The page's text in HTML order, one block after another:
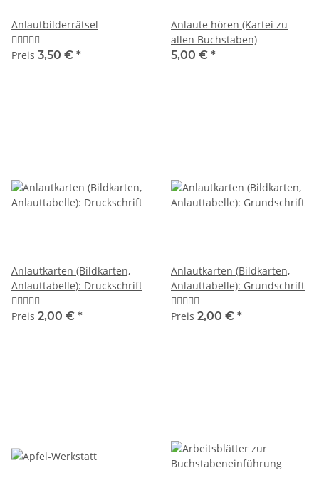
Anlautbilderrätsel
Preis 3,50 € *
Anlaute hören (Kartei zu
allen Buchstaben)
5,00 € *
Anlautkarten (Bildkarten,
Anlauttabelle): Druckschrift
Preis 2,00 € *
Anlautkarten (Bildkarten,
Anlauttabelle): Grundschrift
Preis 2,00 € *